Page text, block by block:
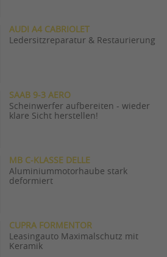
AUDI A4 CABRIOLET
Ledersitzreparatur & Restaurierung
SAAB 9-3 AERO
Scheinwerfer aufbereiten - wieder
klare Sicht herstellen!
MB C-KLASSE DELLE
Aluminiummotorhaube stark
deformiert
CUPRA FORMENTOR
Leasingauto Maximalschutz mit
Keramik